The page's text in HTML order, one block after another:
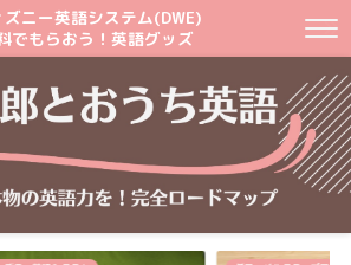
ズニー英語システム(DWE)
でもらおう！英語グッズ